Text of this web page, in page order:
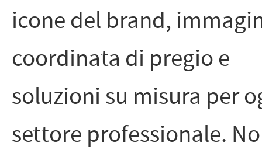
icone del brand,
coordinata di pregio e
soluzioni su misura per
settore professionale.